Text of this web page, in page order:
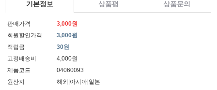
기본정보 상품평 상품문의
판매가격
3,000원
회원할인가격
3,000원
적립금
30원
고정배송비
4,000원
제품코드
04060093
원산지
해외|아시아|일본